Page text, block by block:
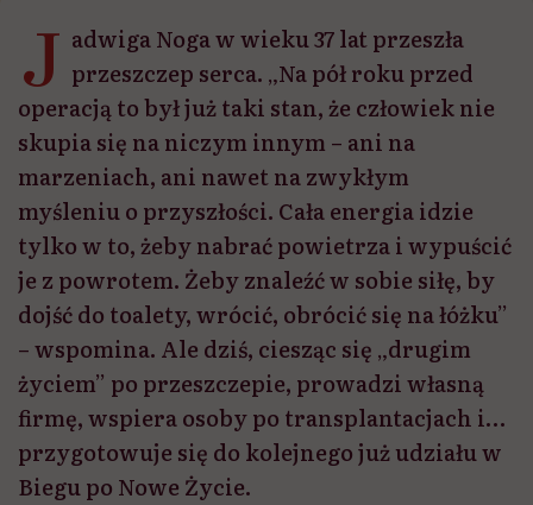
J adwiga Noga w wieku 37 lat przeszła
przeszczep serca. „Na pół roku przed
operacją to był już taki stan, że człowiek nie
skupia się na niczym innym – ani na
marzeniach, ani nawet na zwykłym
myśleniu o przyszłości. Cała energia idzie
tylko w to, żeby nabrać powietrza i wypuścić
je z powrotem. Żeby znaleźć w sobie siłę, by
dojść do toalety, wrócić, obrócić się na łóżku”
– wspomina. Ale dziś, ciesząc się „drugim
życiem” po przeszczepie, prowadzi własną
firmę, wspiera osoby po transplantacjach i…
przygotowuje się do kolejnego już udziału w
Biegu po Nowe Życie.